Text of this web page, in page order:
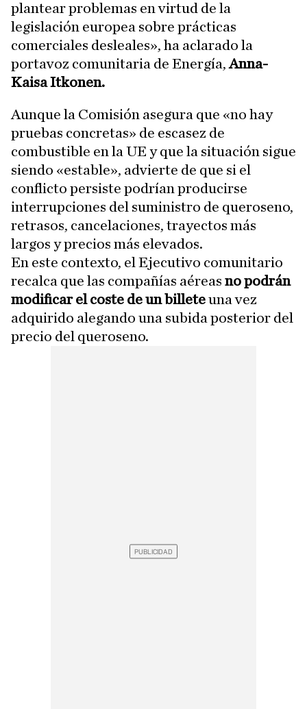
plantear problemas en virtud de la
legislación europea sobre prácticas
comerciales desleales», ha aclarado la
portavoz comunitaria de Energía,Anna-
Kaisa Itkonen.
Aunque la Comisión asegura que «no hay
pruebas concretas» de escasez de
combustible en la UE y que la situación sigue
siendo «estable», advierte de que si el
conflicto persiste podrían producirse
interrupciones del suministro de queroseno,
retrasos, cancelaciones, trayectos más
largos y precios más elevados.
En este contexto, el Ejecutivo comunitario
recalca que las compañías aéreas no podrán
modificar el coste de un billeteuna vez
adquirido alegando una subida posterior del
precio del queroseno.